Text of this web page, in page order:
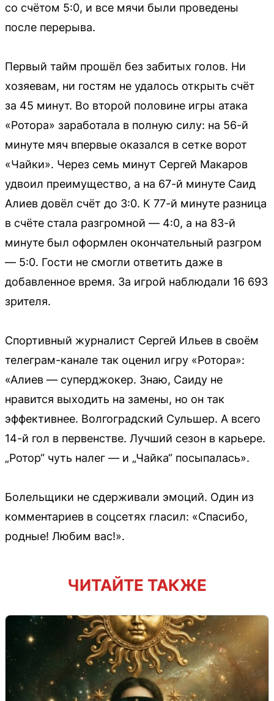
со счётом 5:0, и все мячи были проведены
после перерыва.
Первый тайм прошёл без забитых голов. Ни
хозяевам, ни гостям не удалось открыть счёт
за 45 минут. Во второй половине игры атака
«Ротора» заработала в полную силу: на 56-й
минуте мяч впервые оказался в сетке ворот
«Чайки». Через семь минут Сергей Макаров
удвоил преимущество, а на 67-й минуте Саид
Алиев довёл счёт до 3:0. К 77-й минуте разница
в счёте стала разгромной — 4:0, а на 83-й
минуте был оформлен окончательный разгром
— 5:0. Гости не смогли ответить даже в
добавленное время. За игрой наблюдали 16 693
зрителя.
Спортивный журналист Сергей Ильев в своём
телеграм-канале так оценил игру «Ротора»:
«Алиев — суперджокер. Знаю, Саиду не
нравится выходить на замены, но он так
эффективнее. Волгоградский Сульшер. А всего
14-й гол в первенстве. Лучший сезон в карьере.
„Ротор“ чуть налег — и „Чайка“ посыпалась».
Болельщики не сдерживали эмоций. Один из
комментариев в соцсетях гласил: «Спасибо,
родные! Любим вас!».
ЧИТАЙТЕ ТАКЖЕ